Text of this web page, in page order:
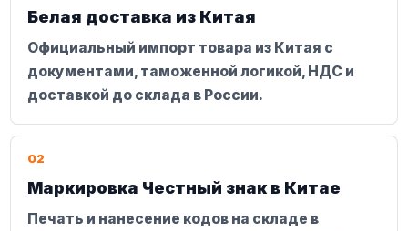
Белая доставка из Китая
Официальный импорт товара из Китая с
документами, таможенной логикой, НДС и
доставкой до склада в России.
02
Маркировка Честный знак в Китае
Печать и нанесение кодов на складе в